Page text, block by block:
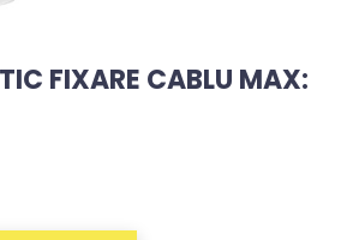
FIXARE CABLU MAX: